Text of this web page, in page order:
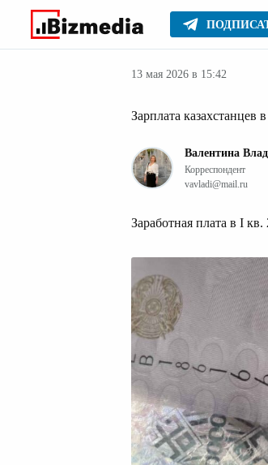
Главное Серьезное
13 мая 2026 в 15:42
Зарплата казахстанцев
Валентина
Корреспондент
vavladi@mail.ru
Заработная плата в I